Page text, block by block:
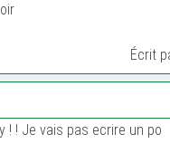
Écrit
! ! Je vais pas ecrire un po